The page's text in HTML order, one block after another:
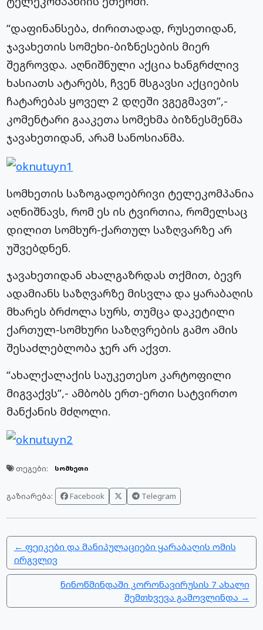
“დაფინანსება, ძირითადად, რუსეთიდან,
ჯავახეთის სომეხი-ბიზნესების მიერ
შეგროვდა. აღნიშნული აქცია ხანგრძლივ
ხასიათს ატარებს, ჩვენ მსგავსი აქციების
ჩატარებას ყოველ 2 დღეში ვგეგმავთ”,-
კომენტარი გააკეთა სომეხმა ბიზნესმენმა
ჯავახეთიდან, არამ სანოსიანმა.
სომხეთის საზოგადოებრივი ტელეკომპანია
აღნიშნავს, რომ ეს ის ტვირთია, რომელსაც
დილით სომხურ-ქართულ საზღვარზე არ
უშვებდნენ.
ჯავახეთიდან ახალგაზრდას თქმით, ბევრ
ადამიანს საზღვარზე მისვლა და ყარაბაღის
მხარეს ბრძოლა სურს, თუმცა დაკეტილი
ქართულ-სომხური საზღვრების გამო ამის
შესაძლებლობა ჯერ არ აქვთ.
“ახალქალაქის საუკეთესო კარტოფილი
მიგვაქვს”,- ამბობს ერთ-ერთი სატვირთო
მანქანის მძღოლი.
თეგები: სომხეთი
გაზიარება: Facebook Telegram
← ფეიკები და მანიპულაციები ყარაბაღის ომის
ირგვლივ
ნინოწმინდაში კორონავირუსის 7 ახალი
შემთხვევა გამოვლინდა →